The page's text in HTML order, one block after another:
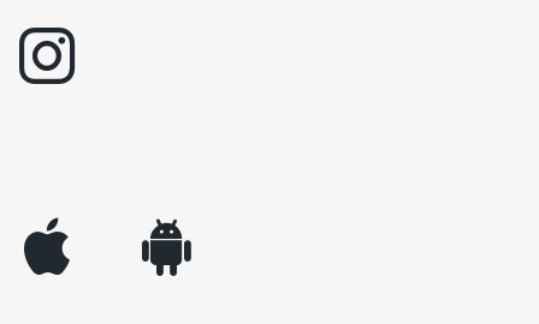
instagram
appleinc android